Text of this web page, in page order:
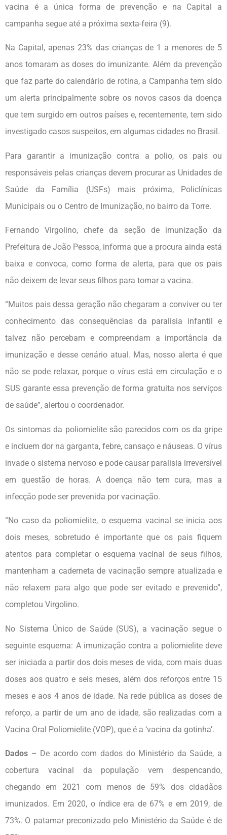
vacina é a única forma de prevenção e na Capital a
campanha segue até a próxima sexta-feira (9).
Na Capital, apenas 23% das crianças de 1 a menores de 5
anos tomaram as doses do imunizante. Além da prevenção
que faz parte do calendário de rotina, a Campanha tem sido
um alerta principalmente sobre os novos casos da doença
que tem surgido em outros países e, recentemente, tem sido
investigado casos suspeitos, em algumas cidades no Brasil.
Para garantir a imunização contra a polio, os pais ou
responsáveis pelas crianças devem procurar as Unidades de
Saúde da Família (USFs) mais próxima, Policlínicas
Municipais ou o Centro de Imunização, no bairro da Torre.
Fernando Virgolino, chefe da seção de imunização da
Prefeitura de João Pessoa, informa que a procura ainda está
baixa e convoca, como forma de alerta, para que os pais
não deixem de levar seus filhos para tomar a vacina.
“Muitos pais dessa geração não chegaram a conviver ou ter
conhecimento das consequências da paralisia infantil e
talvez não percebam e compreendam a importância da
imunização e desse cenário atual. Mas, nosso alerta é que
não se pode relaxar, porque o vírus está em circulação e o
SUS garante essa prevenção de forma gratuita nos serviços
de saúde”, alertou o coordenador.
Os sintomas da poliomielite são parecidos com os da gripe
e incluem dor na garganta, febre, cansaço e náuseas. O vírus
invade o sistema nervoso e pode causar paralisia irreversível
em questão de horas. A doença não tem cura, mas a
infecção pode ser prevenida por vacinação.
“No caso da poliomielite, o esquema vacinal se inicia aos
dois meses, sobretudo é importante que os pais fiquem
atentos para completar o esquema vacinal de seus filhos,
mantenham a caderneta de vacinação sempre atualizada e
não relaxem para algo que pode ser evitado e prevenido”,
completou Virgolino.
No Sistema Único de Saúde (SUS), a vacinação segue o
seguinte esquema: A imunização contra a poliomielite deve
ser iniciada a partir dos dois meses de vida, com mais duas
doses aos quatro e seis meses, além dos reforços entre 15
meses e aos 4 anos de idade. Na rede pública as doses de
reforço, a partir de um ano de idade, são realizadas com a
Vacina Oral Poliomielite (VOP), que é a ‘vacina da gotinha’.
Dados – De acordo com dados do Ministério da Saúde, a
cobertura vacinal da população vem despencando,
chegando em 2021 com menos de 59% dos cidadãos
imunizados. Em 2020, o índice era de 67% e em 2019, de
73%. O patamar preconizado pelo Ministério da Saúde é de